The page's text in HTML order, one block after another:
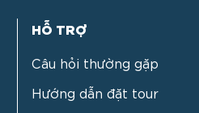
HỖ TRỢ
Câu hỏi thường gặp
Hướng dẫn đặt tour